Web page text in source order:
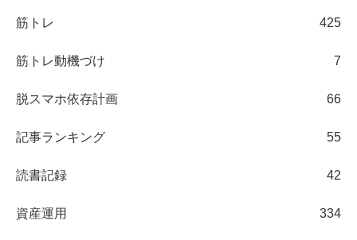
筋トレ 425
筋トレ動機づけ 7
脱スマホ依存計画 66
記事ランキング 55
読書記録 42
資産運用 334